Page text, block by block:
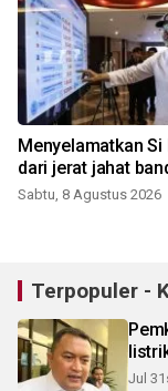
Menyelamatkan Si
dari jerat jahat
Sabtu, 8 Agustus 2026
Terpopuler -
Jul